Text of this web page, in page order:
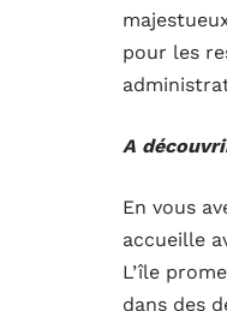
pour les
A
En vous
accueille
L’île
dans des